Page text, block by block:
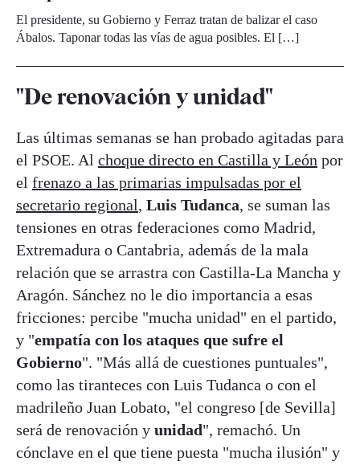
El presidente, su Gobierno y Ferraz tratan de balizar el caso
Ábalos. Taponar todas las vías de agua posibles. El […]
"De renovación y unidad"
Las últimas semanas se han probado agitadas para
el PSOE. Al choque directo en Castilla y León por
el frenazo a las primarias impulsadas por el
secretario regional, Luis Tudanca, se suman las
tensiones en otras federaciones como Madrid,
Extremadura o Cantabria, además de la mala
relación que se arrastra con Castilla-La Mancha y
Aragón. Sánchez no le dio importancia a esas
fricciones: percibe "mucha unidad" en el partido,
y "empatía con los ataques que sufre el
Gobierno". "Más allá de cuestiones puntuales",
como las tiranteces con Luis Tudanca o con el
madrileño Juan Lobato, "el congreso [de Sevilla]
será de renovación y unidad", remachó. Un
cónclave en el que tiene puesta "mucha ilusión" y